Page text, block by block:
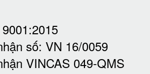
số: VN 16/0059
VINCAS 049-QMS